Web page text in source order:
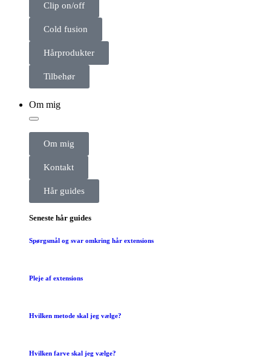
Clip on/off
Cold fusion
Hårprodukter
Tilbehør
Om mig
Om mig
Kontakt
Hår guides
Seneste hår guides
Spørgsmål og svar omkring hår extensions
Pleje af extensions
Hvilken metode skal jeg vælge?
Hvilken farve skal jeg vælge?